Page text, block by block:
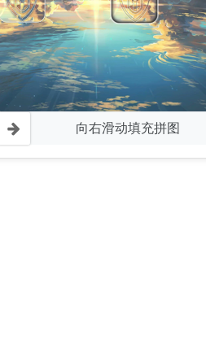
向右滑动填充拼图